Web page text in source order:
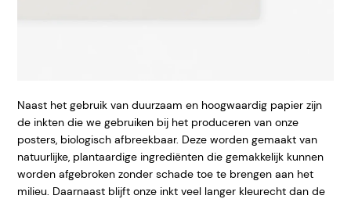
Naast het gebruik van duurzaam en hoogwaardig papier zijn
de inkten die we gebruiken bij het produceren van onze
posters, biologisch afbreekbaar. Deze worden gemaakt van
natuurlijke, plantaardige ingrediënten die gemakkelijk kunnen
worden afgebroken zonder schade toe te brengen aan het
milieu. Daarnaast blijft onze inkt veel langer kleurecht dan de